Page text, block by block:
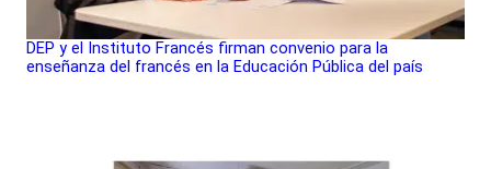
DEP y el Instituto Francés firman convenio para la
enseñanza del francés en la Educación Pública del país